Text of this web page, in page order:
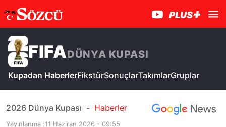
FIFADÜNYA KUPASI
Kupadan HaberlerFikstürSonuçlarTakımlarGruplar
2026 Dünya Kupası - Haberler
Yayınlanma :11 Haziran 2026 - 09:55